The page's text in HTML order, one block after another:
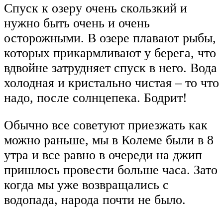
Спуск к озеру очень скользкий и
нужно быть очень и очень
осторожными. В озере плавают рыбы,
которых прикармливают у берега, что
вдвойне затрудняет спуск в него. Вода
холодная и кристально чистая – то что
надо, после солнцепека. Бодрит!
Обычно все советуют приезжать как
можно раньше, мы в Колеме были в 8
утра и все равно в очереди на джип
пришлось провести больше часа. Зато
когда мы уже возвращались с
водопада, народа почти не было.